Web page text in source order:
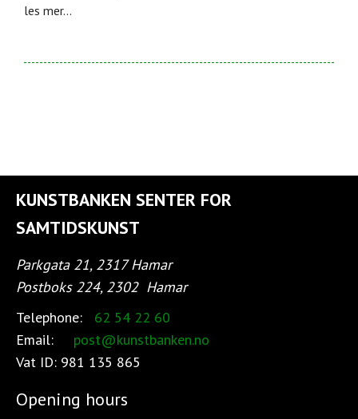
les mer...
KUNSTBANKEN SENTER FOR
SAMTIDSKUNST
Parkgata 21, 2317 Hamar
Postboks 224, 2302 Hamar
Telephone:
62 54 22 60
Email:
post@kunstbanken.no
Vat ID: 981 135 865
Opening hours